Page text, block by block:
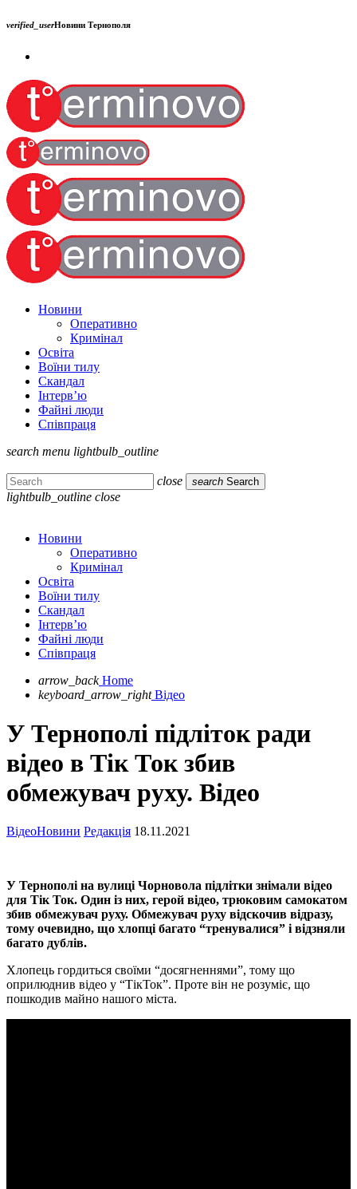
verified_userНовини Тернополя
Новини
Оперативно
Кримінал
Освіта
Воїни тилу
Скандал
Інтерв’ю
Файні люди
Співпраця
search menu lightbulb_outline
close search Search
lightbulb_outline close
Новини
Оперативно
Кримінал
Освіта
Воїни тилу
Скандал
Інтерв’ю
Файні люди
Співпраця
arrow_back Home
keyboard_arrow_right Відео
У Тернополі підліток ради
відео в Тік Ток збив
обмежувач руху. Відео
ВідеоНовини Редакція 18.11.2021
У Тернополі на вулиці Чорновола підлітки знімали відео
для Тік Ток. Один із них, герой відео, трюковим самокатом
збив обмежувач руху. Обмежувач руху відскочив відразу,
тому очевидно, що хлопці багато “тренувалися” і відзняли
багато дублів.
Хлопець гордиться своїми “досягненнями”, тому що
оприлюднив відео у “ТікТок”. Проте він не розуміє, що
пошкодив майно нашого міста.